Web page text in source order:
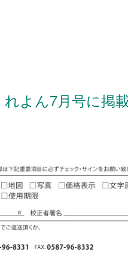
よん7月号に掲